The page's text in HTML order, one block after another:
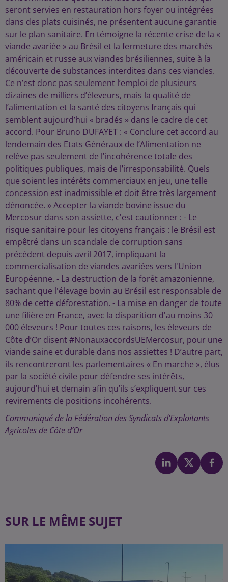
seront servies en restauration hors foyer ou intégrées
dans des plats cuisinés, ne présentent aucune garantie
sur le plan sanitaire. En témoigne la récente crise de la «
viande avariée » au Brésil et la fermeture des marchés
américain et russe aux viandes brésiliennes, suite à la
découverte de substances interdites dans ces viandes.
Ce n’est donc pas seulement l’emploi de plusieurs
dizaines de milliers d’éleveurs, mais la qualité de
l’alimentation et la santé des citoyens français qui
semblent aujourd’hui « bradés » dans le cadre de cet
accord. Pour Bruno DUFAYET : « Conclure cet accord au
lendemain des Etats Généraux de l’Alimentation ne
relève pas seulement de l’incohérence totale des
politiques publiques, mais de l’irresponsabilité. Quels
que soient les intérêts commerciaux en jeu, une telle
concession est inadmissible et doit être très largement
dénoncée. » Accepter la viande bovine issue du
Mercosur dans son assiette, c'est cautionner : - Le
risque sanitaire pour les citoyens français : le Brésil est
empêtré dans un scandale de corruption sans
précédent depuis avril 2017, impliquant la
commercialisation de viandes avariées vers l'Union
Européenne. - La destruction de la forêt amazonienne,
sachant que l'élevage bovin au Brésil est responsable de
80% de cette déforestation. - La mise en danger de toute
une filière en France, avec la disparition d'au moins 30
000 éleveurs ! Pour toutes ces raisons, les éleveurs de
Côte d’Or disent #NonauxaccordsUEMercosur, pour une
viande saine et durable dans nos assiettes ! D’autre part,
ils rencontreront les parlementaires « En marche », élus
par la société civile pour défendre ses intérêts,
aujourd’hui et demain afin qu’ils s’expliquent sur ces
revirements de positions incohérents.
Communiqué de la Fédération des Syndicats d’Exploitants
Agricoles de Côte d’Or
SUR LE MÊME SUJET